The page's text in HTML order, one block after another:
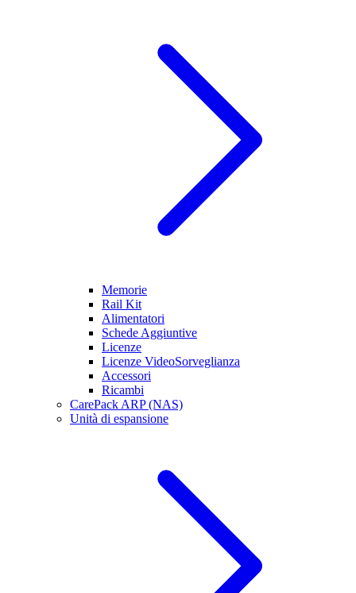
Memorie
Rail Kit
Alimentatori
Schede Aggiuntive
Licenze
Licenze VideoSorveglianza
Accessori
Ricambi
CarePack ARP (NAS)
Unità di espansione